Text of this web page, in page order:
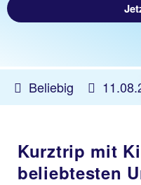
Beliebig
Kurztrip mit
beliebtesten